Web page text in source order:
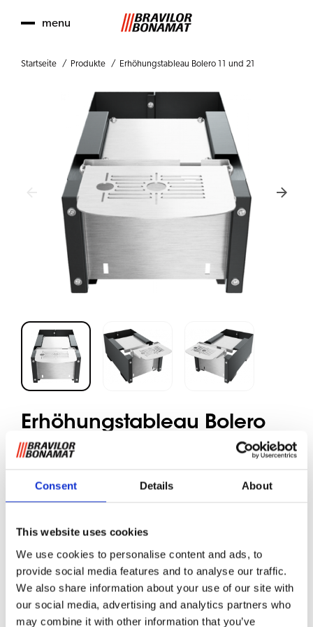
Consent Details About
This website uses cookies
We use cookies to personalise content and ads, to
provide social media features and to analyse our traffic.
We also share information about your use of our site with
our social media, advertising and analytics partners who
may combine it with other information that you’ve
menu
Startseite Produkte Erhöhungstableau Bolero 11 und 21
Erhöhungstableau Bolero
11 und 21
Wenn Sie Kaffee, Trinkschokolade oder Heißwasser aus
Isolierkannen servieren wollen, müssen Sie die Zapfhöhe
optionales Erhöhungstableau an. Wenn Sie das Tropfblech
entfernen, können Sie die Zapfhöhe auf 290 mm
maximieren.
Die Bolero 3kW-Versionen sind speziell für die Befüllung
von Kannen entwickelt worden; die Dosiergröße pro